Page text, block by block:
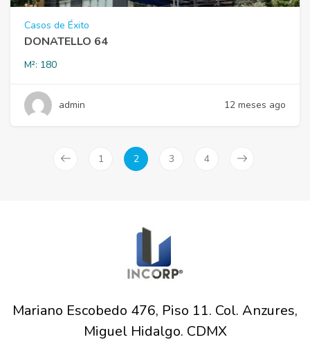
Casos de Éxito
DONATELLO 64
M²: 180
admin 12 meses ago
1 2 3 4
Mariano Escobedo 476, Piso 11. Col. Anzures,
Miguel Hidalgo. CDMX